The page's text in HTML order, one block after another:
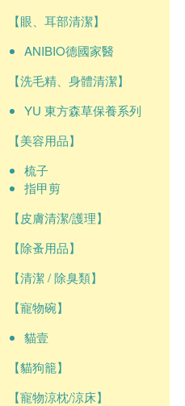
【眼、耳部清潔】
ANIBIO德國家醫
【洗毛精、身體清潔】
YU 東方森草保養系列
【美容用品】
梳子
指甲剪
【皮膚清潔/護理】
【除蚤用品】
【清潔 / 除臭類】
【寵物碗】
貓壹
【貓狗籠】
【寵物涼枕/涼床】